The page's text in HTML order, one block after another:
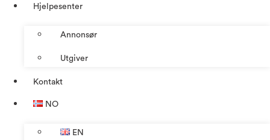
Hjelpesenter
Annonsør
Utgiver
Kontakt
NO
EN